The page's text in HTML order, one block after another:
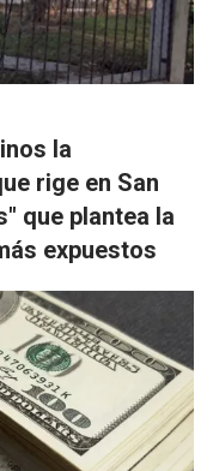
la
rige en San
que plantea la
expuestos